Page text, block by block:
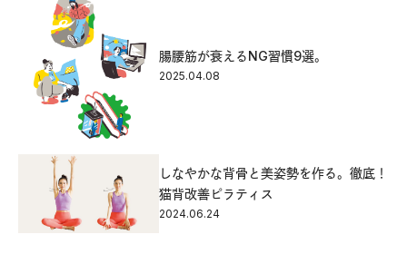
腸腰筋が衰えるNG習慣9選。
2025.04.08
しなやかな背骨と美姿勢を作る。徹底！
猫背改善ピラティス
2024.06.24